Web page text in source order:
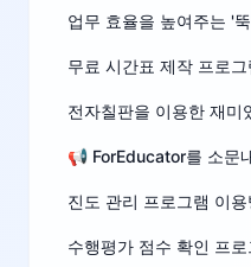
업무 효율을 높여주는 '
무료 시간표 제작 프로
전자칠판을 이용한 재미
진도 관리 프로그램 이용
수행평가 점수 확인 프